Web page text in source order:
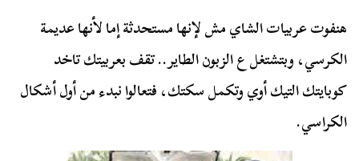
هنفوت عربيات الشاي مش لإنها مستحدثة إما لأنها عديمة
الكرسي، وبتشتغل ع الزبون الطاير.. تقف بعربيتك تاخد
كوبايتك التيك أوي وتكمل سكتك، فتعالوا نبدء من أول أشكال
الكراسي.